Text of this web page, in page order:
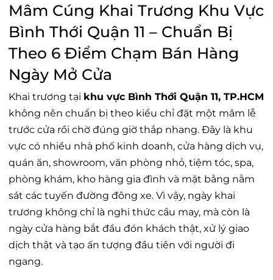
Mâm Cúng Khai Trương Khu Vực
Bình Thới Quận 11 – Chuẩn Bị
Theo 6 Điểm Chạm Bán Hàng
Ngày Mở Cửa
Khai trương tại khu vực Bình Thới Quận 11, TP.HCM
không nên chuẩn bị theo kiểu chỉ đặt một mâm lễ
trước cửa rồi chờ đúng giờ thắp nhang. Đây là khu
vực có nhiều nhà phố kinh doanh, cửa hàng dịch vụ,
quán ăn, showroom, văn phòng nhỏ, tiệm tóc, spa,
phòng khám, kho hàng gia đình và mặt bằng nằm
sát các tuyến đường đông xe. Vì vậy, ngày khai
trương không chỉ là nghi thức cầu may, mà còn là
ngày cửa hàng bắt đầu đón khách thật, xử lý giao
dịch thật và tạo ấn tượng đầu tiên với người đi
ngang.